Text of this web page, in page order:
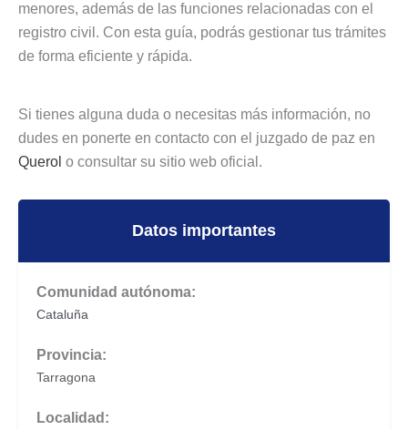
Datos importantes
Comunidad autónoma:
Cataluña
Provincia:
Tarragona
Localidad:
menores, además de las funciones relacionadas con el
registro civil. Con esta guía, podrás gestionar tus trámites
de forma eficiente y rápida.
Si tienes alguna duda o necesitas más información, no
dudes en ponerte en contacto con el juzgado de paz en
Querol o consultar su sitio web oficial.